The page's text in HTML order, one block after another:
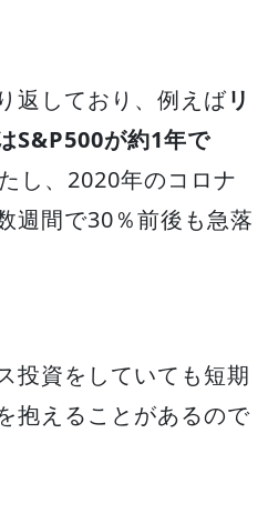
返しており、例えばリ
S&P500が約1年で
し、2020年のコロナ
週間で30％前後も急落
投資をしていても短期
抱えることがあるので